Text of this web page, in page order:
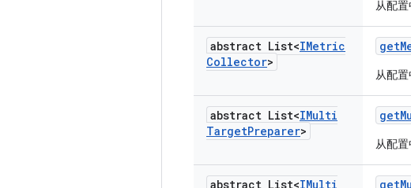
从配
abstract List<IMetric
Collector>
get
从配
abstract List<IMulti
TargetPreparer>
get
从配
abstract List<IMulti get